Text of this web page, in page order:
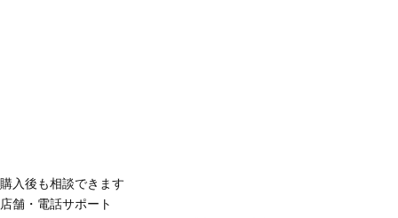
購入後も相談できます
店舗・電話サポート